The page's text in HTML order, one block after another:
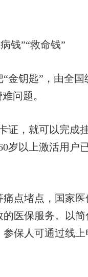
钱”“救命钱”
钥匙”，由全国
问题。
，就可以完成
岁以上激活用户
堵点，国家医
医保服务。以
保人可通过线